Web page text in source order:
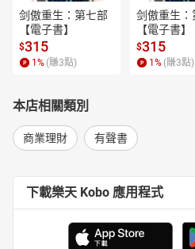
剑傲重生：第七部
【電子書】
$315
1 % (賺3點)
剑傲重生：
【電子書】
$315
1 % (賺3點)
本店相關類別
商業理財 有聲書
下載樂天 Kobo 應用程式